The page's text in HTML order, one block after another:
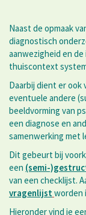
Naast de opmaak
diagnostisch
aanwezigheid en
thuiscontext
Daarbij dient er
eventuele andere
beeldvorming van
een diagnose en
samenwerking met
Dit gebeurt bij
een (semi-
van een checklijst.
vragenlijstworden
Hieronder vind je